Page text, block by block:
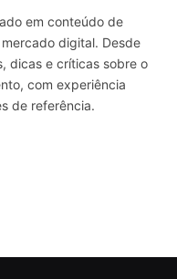
em conteúdo de
digital. Desde
dicas e críticas sobre o
com experiência
de referência.